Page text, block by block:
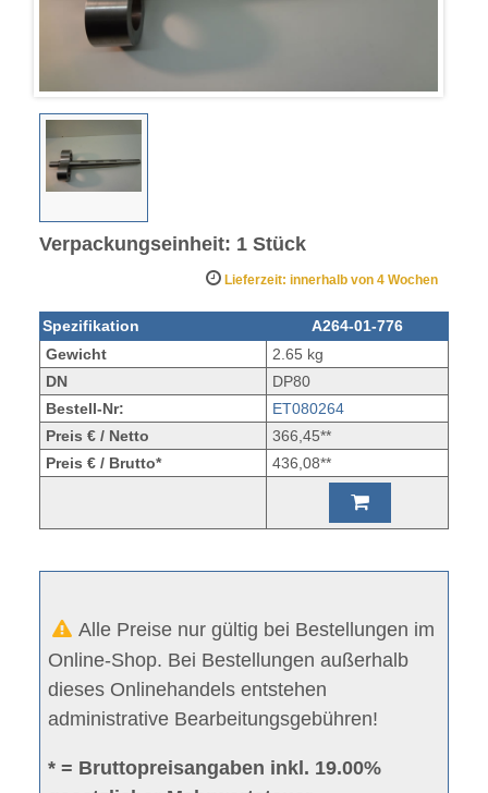
Verpackungseinheit: 1 Stück
Lieferzeit: innerhalb von 4 Wochen
Spezifikation
A264-01-776
Gewicht
2.65 kg
DN
DP80
Bestell-Nr:
ET080264
Preis € / Netto
366,45**
Preis € / Brutto*
436,08**
Alle Preise nur gültig bei Bestellungen im
Online-Shop. Bei Bestellungen außerhalb
dieses Onlinehandels entstehen
administrative Bearbeitungsgebühren!
* = Bruttopreisangaben inkl. 19.00%